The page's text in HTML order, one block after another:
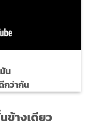
น
กว่ากัน
ข้างเดียว